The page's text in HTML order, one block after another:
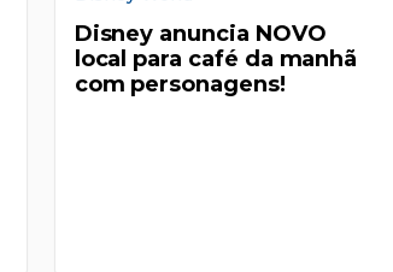
Disney anuncia NOVO
local para café da manhã
com personagens!